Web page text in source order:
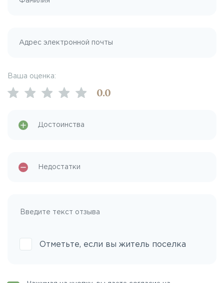
Ваша оценка:
0.0
Отметьте, если вы житель поселка